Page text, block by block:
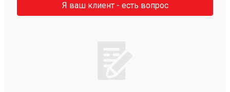
Я ваш клиент - есть вопрос